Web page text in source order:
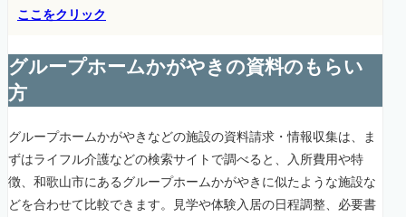
ここをクリック
グループホームかがやきの資料のもらい
方
グループホームかがやきなどの施設の資料請求・情報収集は、ま
ずはライフル介護などの検索サイトで調べると、入所費用や特
徴、和歌山市にあるグループホームかがやきに似たような施設な
どを合わせて比較できます。見学や体験入居の日程調整、必要書